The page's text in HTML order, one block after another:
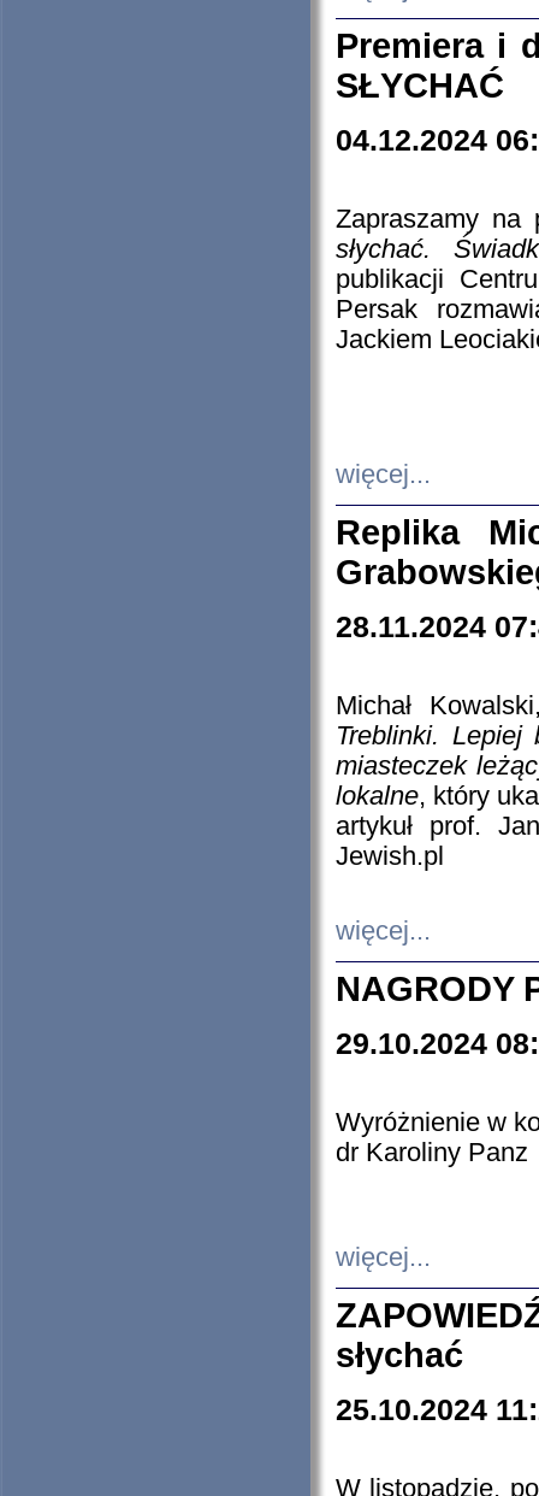
Premiera i
SŁYCHAĆ
04.12.2024
Zapraszamy
słychać.
publikacji
Persak
Jackiem
więcej...
Replika
28.11.2024
Michał
Treblinki. Lepiej
miasteczek
lokalne, który
artykuł prof.
Jewish.pl
więcej...
NAGRODY
29.10.2024
Wyróżnienie w
dr Karoliny Panz
więcej...
słychać
25.10.2024
W listopadzie,